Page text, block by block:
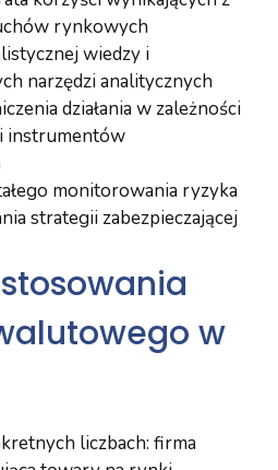
rynkowych
wiedzy i
narzędzi analitycznych
działania w zależności
instrumentów
monitorowania ryzyka
strategii zabezpieczającej
w
liczbach: firma